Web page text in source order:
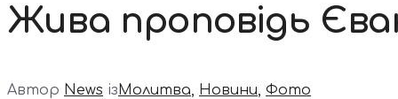
Жива проповідь
Автор News ізМолитва, Новини, Фото